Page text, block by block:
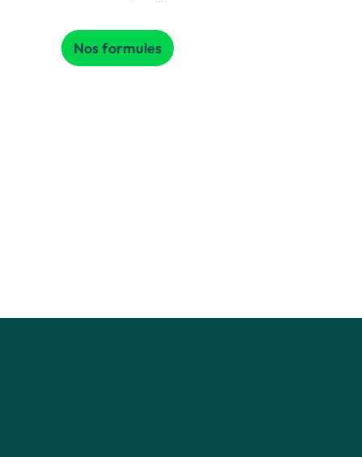
Nos formules